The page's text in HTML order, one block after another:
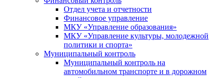
Отдел учета и отчетности
Финансовое управление
МКУ «Управление образования»
МКУ «Управление культуры, молодежной
политики и спорта»
Муниципальный контроль
Муниципальный контроль на
автомобильном транспорте и в дорожном